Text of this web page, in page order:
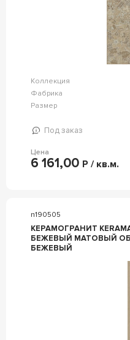
Коллекция
Фабрика
Размер
Под заказ
Цена
6 161,00 Р / кв.м.
n190505
КЕРАМОГРАНИТ KERAMA
БЕЖЕВЫЙ МАТОВЫЙ
БЕЖЕВЫЙ